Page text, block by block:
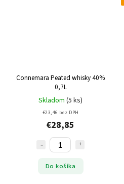
Connemara Peated whisky 40%
0,7L
Skladom (5 ks)
€23,46 bez DPH
€28,85
Do košíka